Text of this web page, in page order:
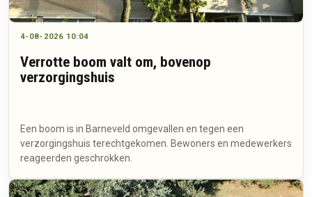
4-08-2026 10:04
Verrotte boom valt om, bovenop
verzorgingshuis
Een boom is in Barneveld omgevallen en tegen een
verzorgingshuis terechtgekomen. Bewoners en medewerkers
reageerden geschrokken.